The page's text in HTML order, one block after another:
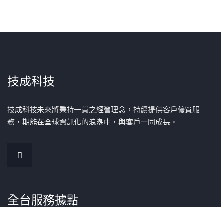
技成科技
技成科技未來將秉持一貫之經營理念，持續提供客戶優質服
務，期能在全球資訊化的浪潮中，與客戶一同成長。
全台服務據點